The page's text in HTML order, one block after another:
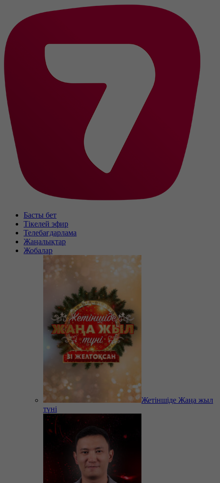
Басты бет
Тікелей эфир
Телебағдарлама
Жаңалықтар
Жобалар
Жетіншіде Жаңа жыл
түні